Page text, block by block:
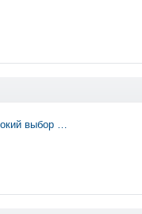
выбор …